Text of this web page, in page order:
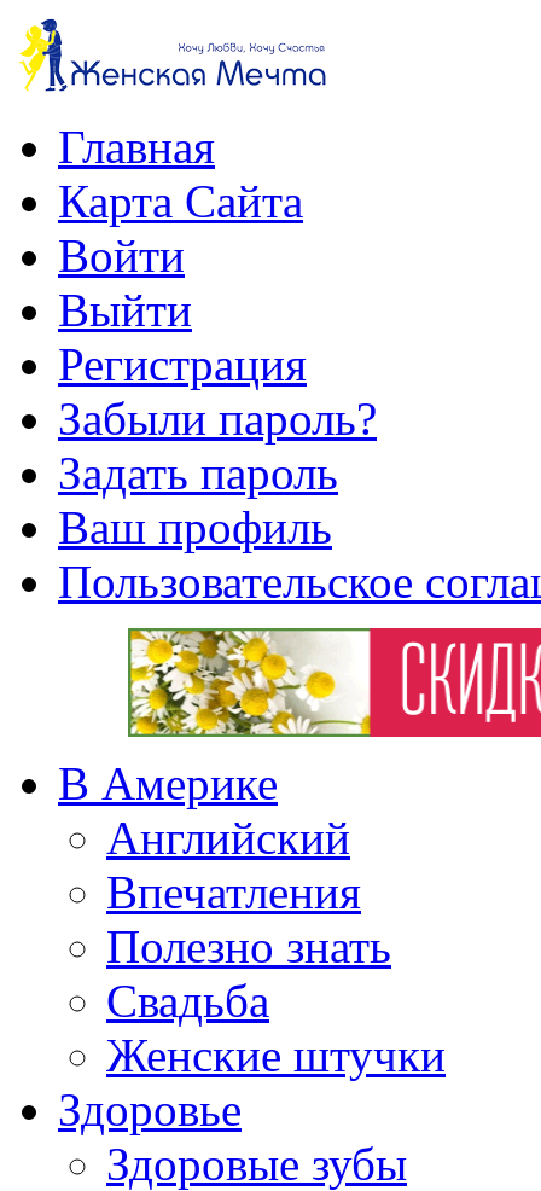
Главная
Карта Сайта
Войти
Выйти
Регистрация
Забыли пароль?
Задать пароль
Ваш профиль
Пользовательское
В Америке
Английский
Впечатления
Полезно знать
Свадьба
Женские штучки
Здоровье
Здоровые зубы